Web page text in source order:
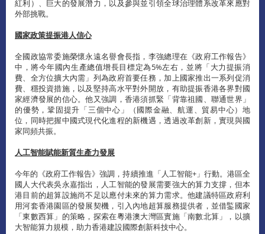
紅利）、巨大的發展潛力，以及參與並引領全球治理體系改革來應對
外部挑戰。
國家政策提振港人信心
全國政協常委施榮懷永遠名譽會長指，李強總理在《政府工作報告》
中，將今年國內生產總值增長目標定為5%左右，並將「大力提振消
費、全方位擴大內需」列為政府首要任務，加上國家推出一系列促消
費、穩投資措施，以及堅持高水平對外開放，有助提振香港各界對國
家經濟發展的信心。他又強調，香港須抓緊「背靠祖國、聯通世界」
的優勢，鞏固提升「三個中心」（國際金融、航運、貿易中心）地
位，同時把握中國式現代化進程的新機遇，透過改革創新，實現與國
家同頻共振。
人工智能賦能新質生產力發展
今年的《政府工作報告》強調，持續推進「人工智能+」行動。港區全
國人大代表吳永嘉指出，人工智能的發展需要強大的算力支撐，但本
港目前的超算設施尚不足以應付未來的算力需求。他建議特區政府利
用河套香港園區的發展契機，引入內地超算服務提供者，並借鍳國家
「東數西算」的策略，探索在粵港澳大灣區實施「南數北算」，以擴
大智能算力規模，助力香港建設國際創新科技中心。